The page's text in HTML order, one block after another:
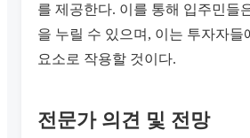
를 제공한다. 이를 통해 입주민들
을 누릴 수 있으며, 이는 투자자들
요소로 작용할 것이다.
전문가 의견 및 전망